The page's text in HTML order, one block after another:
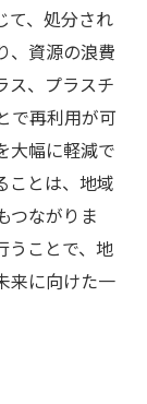
て、処分され
、資源の浪費
ス、プラスチ
で再利用が可
大幅に軽減で
ことは、地域
つながりま
うことで、地
来に向けた一